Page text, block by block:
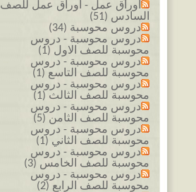
أوراق عمل - أوراق عمل للصف
السادس (51)
دروس محوسبة (34)
دروس محوسبة - دروس
محوسبة للصف الاول (1)
دروس محوسبة - دروس
محوسبة للصف التاسع (1)
دروس محوسبة - دروس
محوسبة للصف الثالث (1)
دروس محوسبة - دروس
محوسبة للصف الثامن (5)
دروس محوسبة - دروس
محوسبة للصف الثاني (1)
دروس محوسبة - دروس
محوسبة للصف الخامس (3)
دروس محوسبة - دروس
محوسبة للصف الرابع (2)